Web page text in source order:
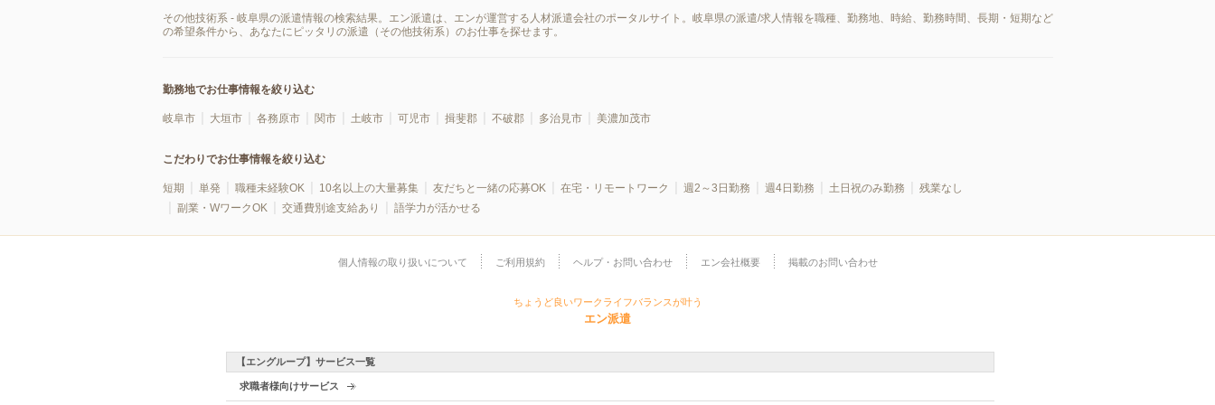
その他技術系 - 岐阜県の派遣情報の検索結果。エン派遣は、エンが運営する人材派遣会社のポータルサイト。岐阜県の派遣/求人情報を職種、勤務地、時給、勤務時間、長期・短期など
の希望条件から、あなたにピッタリの派遣（その他技術系）のお仕事を探せます。
勤務地でお仕事情報を絞り込む
岐阜市 大垣市 各務原市 関市 土岐市 可児市 揖斐郡 不破郡 多治見市 美濃加茂市
こだわりでお仕事情報を絞り込む
短期 単発 職種未経験OK 10名以上の大量募集 友だちと一緒の応募OK 在宅・リモートワーク 週2～3日勤務 週4日勤務 土日祝のみ勤務
残業なし
副業・WワークOK
交通費別途支給あり 語学力が活かせる
個人情報の取り扱いについて ご利用規約 ヘルプ・お問い合わせ エン会社概要 掲載のお問い合わせ
ちょうど良いワークライフバランスが叶う
エン派遣
【エングループ】サービス一覧
求職者様向けサービス